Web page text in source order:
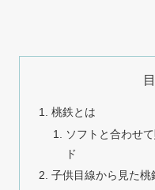
桃鉄とは
ソフトと合わせ
ド
子供目線から見た桃